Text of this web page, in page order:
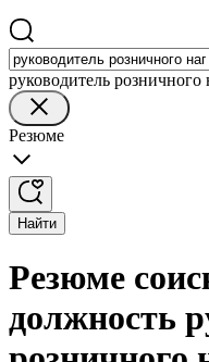
руководитель розничного
Резюме
Найти
Резюме
должность